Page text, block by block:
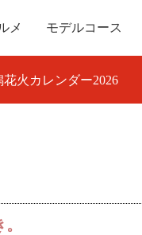
メ モデルコース
花火カレンダー2026